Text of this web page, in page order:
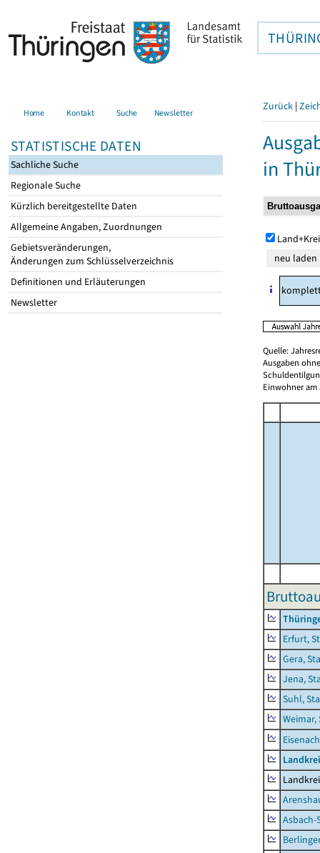
Home Kontakt Suche Newsletter
STATISTISCHE DATEN
Sachliche Suche
Regionale Suche
Kürzlich bereitgestellte Daten
Allgemeine Angaben, Zuordnungen
Gebietsveränderungen,
Änderungen zum Schlüsselverzeichnis
Definitionen und Erläuterungen
Newsletter
Zurück |
in
Quelle:
Ausgaben
Einwohner am
Erfurt,
Gera,
Jena,
Suhl,
Weimar,
Asbach-